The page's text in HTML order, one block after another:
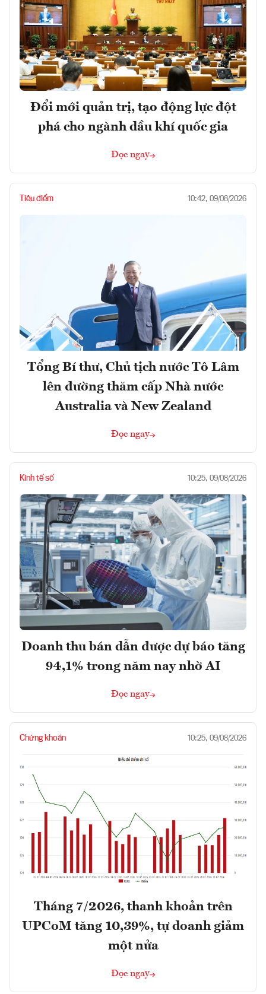
Đổi mới quản trị, tạo động lực đột
phá cho ngành dầu khí quốc gia
Đọc ngay
Tiêu điểm 10:42, 09/08/2026
Tổng Bí thư, Chủ tịch nước Tô Lâm
lên đường thăm cấp Nhà nước
Australia và New Zealand
Đọc ngay
Kinh tế số 10:25, 09/08/2026
Doanh thu bán dẫn được dự báo tăng
94,1% trong năm nay nhờ AI
Đọc ngay
Chứng khoán 10:25, 09/08/2026
Tháng 7/2026, thanh khoản trên
UPCoM tăng 10,39%, tự doanh giảm
một nửa
Đọc ngay